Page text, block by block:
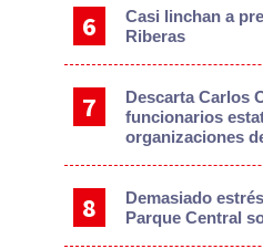
Casi linchan a
Riberas
Descarta Carlos
funcionarios
organizaciones
Demasiado
Parque Central